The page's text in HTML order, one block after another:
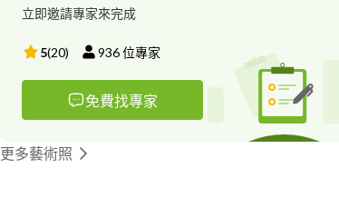
情感與感動，給您最有溫度的畫面是我們拍攝的強項，從業婚
足夠的經驗與技術應付各種嚴苛的環境做最好的拍攝，幫您把
最美好的畫面及回憶記錄下來。無論是技術、經驗、熱情及美
感都有100％的能力與把握，是您絕對可以信任的專業團隊。
整合靜態照片與動態影像皆能給您最完美的品質。工作室承接
各類攝影服務： 婚禮攝影、婚禮錄影、自助婚紗、婚紗側錄、
求婚記錄 網拍攝影、商業廣告攝影、個人寫真、孕婦寫真、攝
立即邀請專家來完成
5(20) 936位專家
免費找專家
更多藝術照